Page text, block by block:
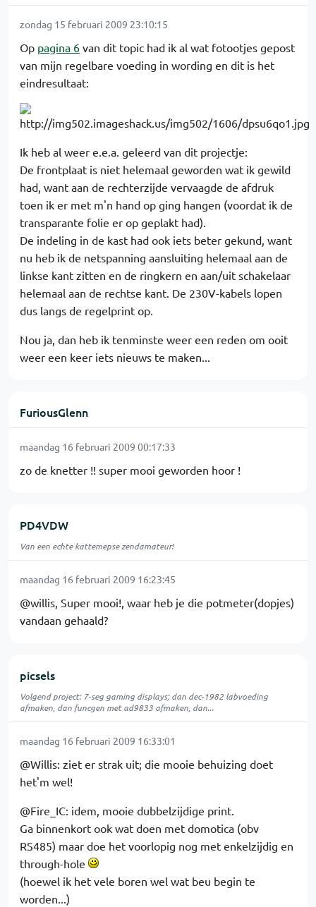
zondag 15 februari 2009 23:10:15
Op pagina 6 van dit topic had ik al wat fotootjes gepost
van mijn regelbare voeding in wording en dit is het
eindresultaat:
Ik heb al weer e.e.a. geleerd van dit projectje:
De frontplaat is niet helemaal geworden wat ik gewild
had, want aan de rechterzijde vervaagde de afdruk
toen ik er met m'n hand op ging hangen (voordat ik de
transparante folie er op geplakt had).
De indeling in de kast had ook iets beter gekund, want
nu heb ik de netspanning aansluiting helemaal aan de
linkse kant zitten en de ringkern en aan/uit schakelaar
helemaal aan de rechtse kant. De 230V-kabels lopen
dus langs de regelprint op.
Nou ja, dan heb ik tenminste weer een reden om ooit
weer een keer iets nieuws te maken...
FuriousGlenn
maandag 16 februari 2009 00:17:33
zo de knetter !! super mooi geworden hoor !
PD4VDW
Van een echte kattemepse zendamateur!
maandag 16 februari 2009 16:23:45
@willis, Super mooi!, waar heb je die potmeter(dopjes)
vandaan gehaald?
picsels
Volgend project: 7-seg gaming displays; dan dec-1982 labvoeding
afmaken, dan funcgen met ad9833 afmaken, dan...
maandag 16 februari 2009 16:33:01
@Willis: ziet er strak uit; die mooie behuizing doet
het'm wel!
@Fire_IC: idem, mooie dubbelzijdige print.
Ga binnenkort ook wat doen met domotica (obv
RS485) maar doe het voorlopig nog met enkelzijdig en
through-hole
(hoewel ik het vele boren wel wat beu begin te
worden...)